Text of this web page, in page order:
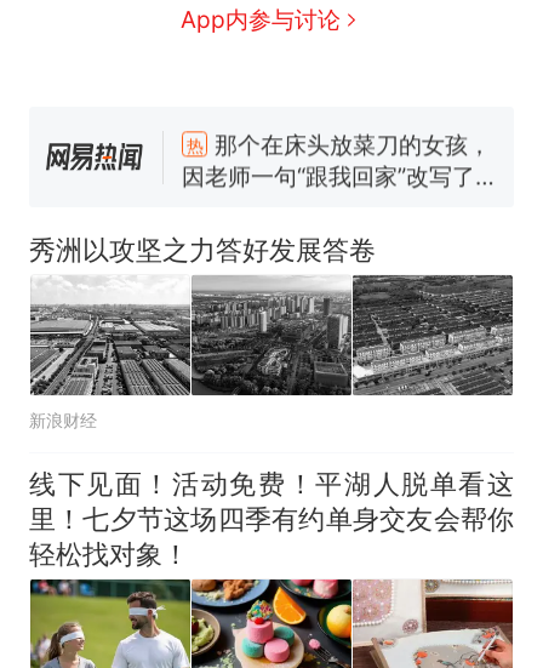
App内参与讨论
热
那个在床头放菜刀的女孩，
因老师一句“跟我回家”改写了
么？
费大厨“全国小炒肉大王”称
号，仅凭视频评出？中国烹饪
协会回应
男子上山采菌偶然发现鸡枞菌
窝，原地守1天等它长大：挖了
140多朵
美国渔民钓获鲨鱼徒手将其拽
来源：参考消息）
笔试第一被第二名传话劝弃考
官方通报
热 那个在床头放菜刀的女孩，
人生
秀洲以攻坚之力答好发展答卷
新浪财经
线下见面！活动免费！平湖人脱单看这
里！七夕节这场四季有约单身交友会帮你
轻松找对象！